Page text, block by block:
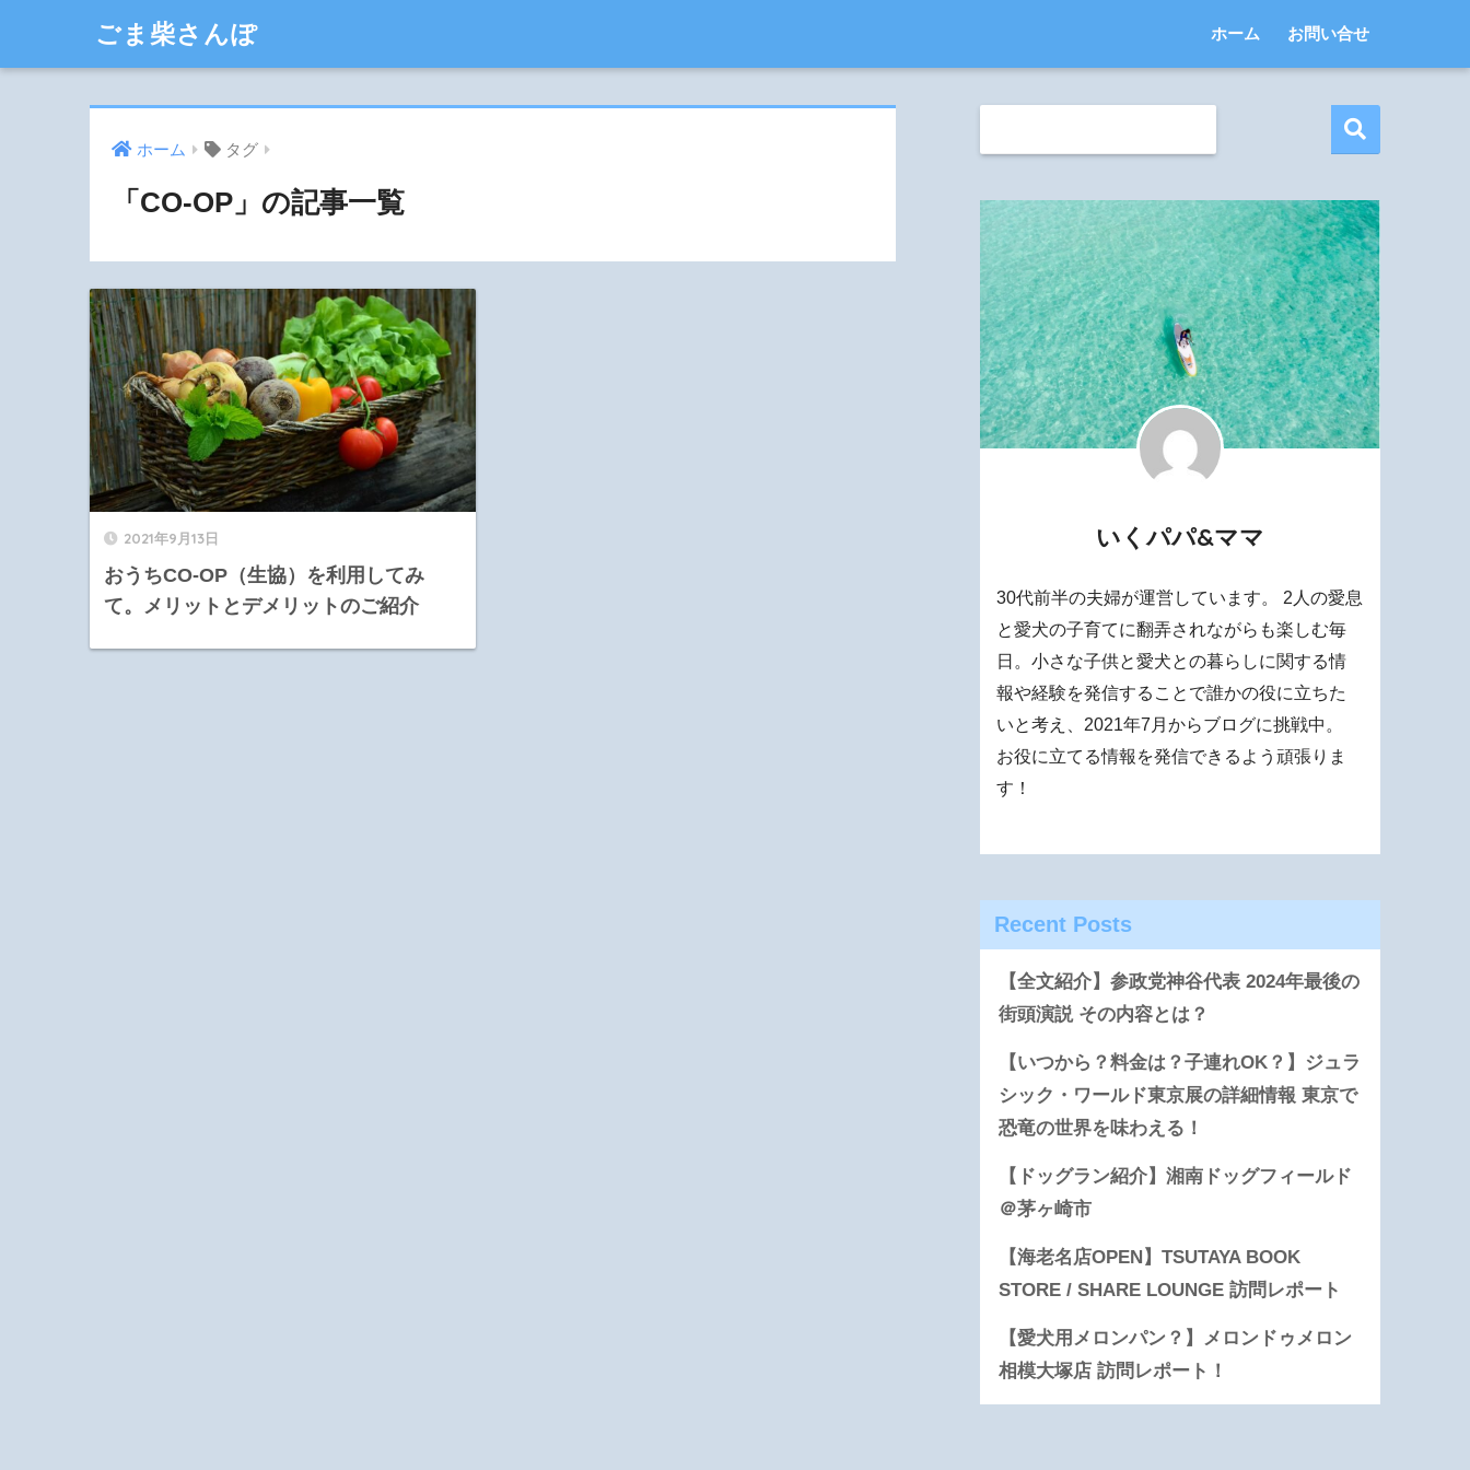
ごま柴さんぽ ホーム お問い合せ
ホーム タグ
「CO-OP」の記事一覧
2021年9月13日
おうちCO-OP（生協）を利用してみ
て。メリットとデメリットのご紹介
いくパパ&ママ
30代前半の夫婦が運営しています。 2人の愛息
と愛犬の子育てに翻弄されながらも楽しむ毎
日。小さな子供と愛犬との暮らしに関する情
報や経験を発信することで誰かの役に立ちた
いと考え、2021年7月からブログに挑戦中。
お役に立てる情報を発信できるよう頑張りま
す！
Recent Posts
【全文紹介】参政党神谷代表 2024年最後の
街頭演説 その内容とは？
【いつから？料金は？子連れOK？】ジュラ
シック・ワールド東京展の詳細情報 東京で
恐竜の世界を味わえる！
【ドッグラン紹介】湘南ドッグフィールド
＠茅ヶ崎市
【海老名店OPEN】TSUTAYA BOOK
STORE / SHARE LOUNGE 訪問レポート
【愛犬用メロンパン？】メロンドゥメロン
相模大塚店 訪問レポート！